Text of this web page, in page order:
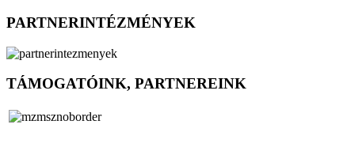
PARTNERINTÉZMÉNYEK
TÁMOGATÓINK, PARTNEREINK